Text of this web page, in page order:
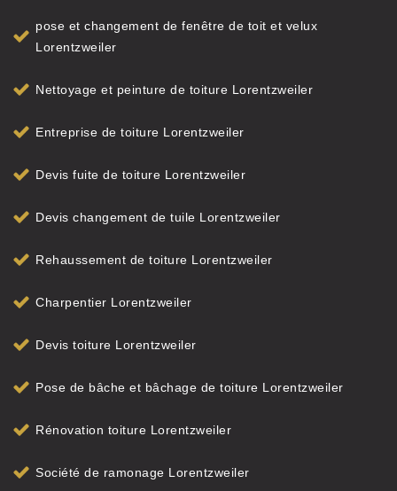
pose et changement de fenêtre de toit et velux
Lorentzweiler
Nettoyage et peinture de toiture Lorentzweiler
Entreprise de toiture Lorentzweiler
Devis fuite de toiture Lorentzweiler
Devis changement de tuile Lorentzweiler
Rehaussement de toiture Lorentzweiler
Charpentier Lorentzweiler
Devis toiture Lorentzweiler
Pose de bâche et bâchage de toiture Lorentzweiler
Rénovation toiture Lorentzweiler
Société de ramonage Lorentzweiler